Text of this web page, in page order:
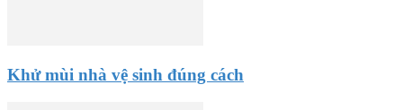
Khử mùi nhà vệ sinh đúng cách